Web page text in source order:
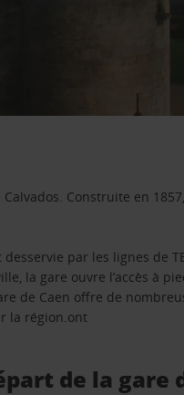
Construite en
par les lignes de
la gare ouvre l’accès à
de Caen offre de
la région.ont
de la gare